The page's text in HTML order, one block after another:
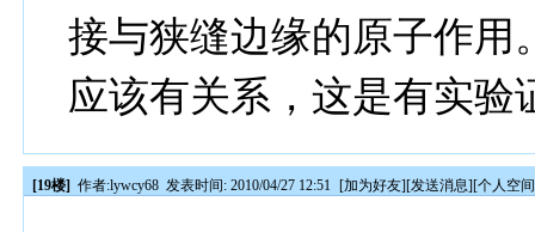
接与狭缝边缘的原子作用
应该有关系，这是有实验
[19楼] 作者:lywcy68 发表时间: 2010/04/27 12:51 [加为好友][发送消息][个人空间